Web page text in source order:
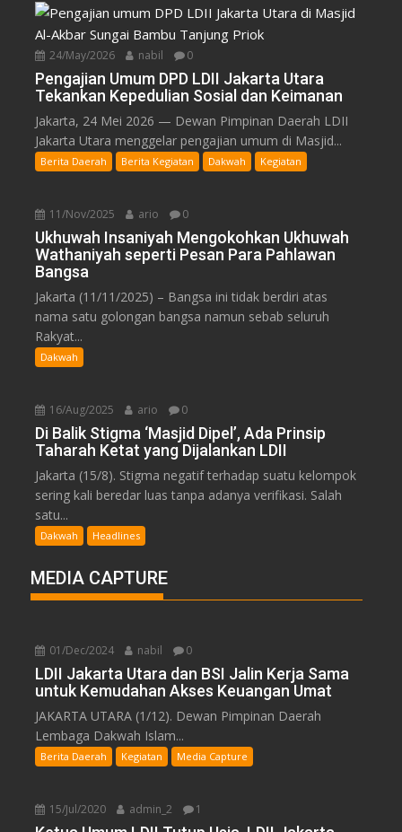
24/May/2026 nabil 0
Pengajian Umum DPD LDII Jakarta Utara
Tekankan Kepedulian Sosial dan Keimanan
Jakarta, 24 Mei 2026 — Dewan Pimpinan Daerah LDII
Jakarta Utara menggelar pengajian umum di Masjid...
Berita Daerah Berita Kegiatan Dakwah Kegiatan
11/Nov/2025 ario 0
Ukhuwah Insaniyah Mengokohkan Ukhuwah
Wathaniyah seperti Pesan Para Pahlawan
Bangsa
Jakarta (11/11/2025) – Bangsa ini tidak berdiri atas
nama satu golongan bangsa namun sebab seluruh
Rakyat...
Dakwah
16/Aug/2025 ario 0
Di Balik Stigma ‘Masjid Dipel’, Ada Prinsip
Taharah Ketat yang Dijalankan LDII
Jakarta (15/8). Stigma negatif terhadap suatu kelompok
sering kali beredar luas tanpa adanya verifikasi. Salah
satu...
Dakwah Headlines
MEDIA CAPTURE
01/Dec/2024 nabil 0
LDII Jakarta Utara dan BSI Jalin Kerja Sama
untuk Kemudahan Akses Keuangan Umat
JAKARTA UTARA (1/12). Dewan Pimpinan Daerah
Lembaga Dakwah Islam...
Berita Daerah Kegiatan Media Capture
15/Jul/2020 admin_2 1